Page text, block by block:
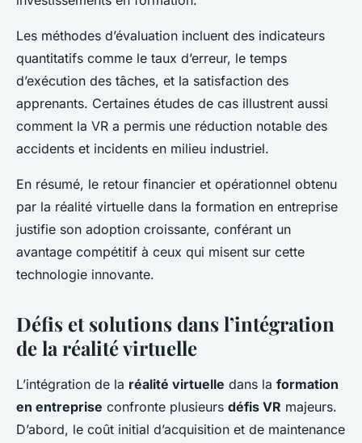
Les méthodes d’évaluation incluent des indicateurs
quantitatifs comme le taux d’erreur, le temps
d’exécution des tâches, et la satisfaction des
apprenants. Certaines études de cas illustrent aussi
comment la VR a permis une réduction notable des
accidents et incidents en milieu industriel.
En résumé, le retour financier et opérationnel obtenu
par la réalité virtuelle dans la formation en entreprise
justifie son adoption croissante, conférant un
avantage compétitif à ceux qui misent sur cette
technologie innovante.
Défis et solutions dans l’intégration
de la réalité virtuelle
L’intégration de la réalité virtuelle dans la formation
en entreprise confronte plusieurs défis VR majeurs.
D’abord, le coût initial d’acquisition et de maintenance